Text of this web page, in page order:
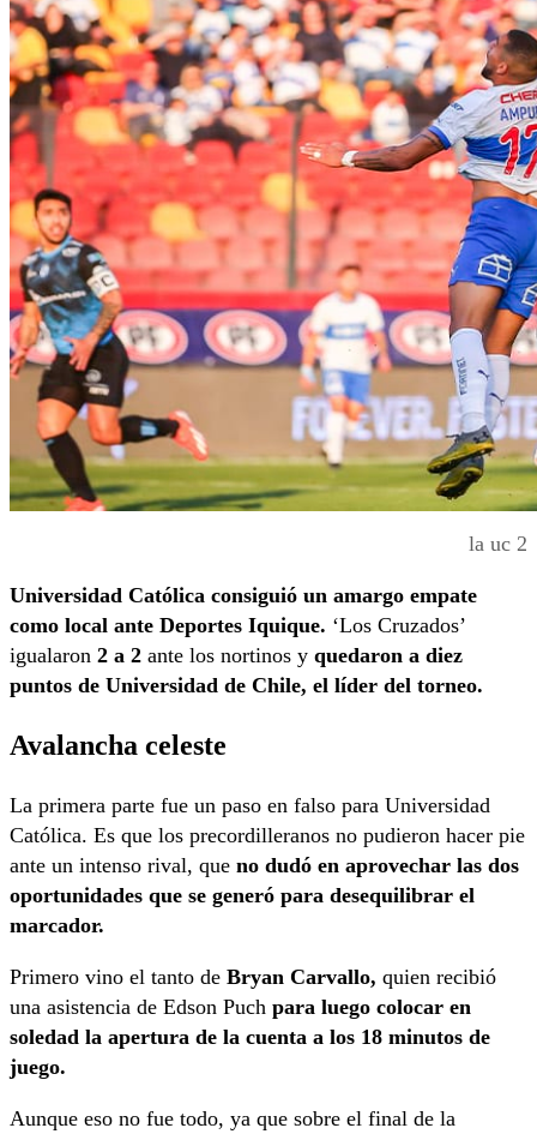
la uc 2
Universidad Católica consiguió un amargo empate
como local ante Deportes Iquique. ‘Los Cruzados’
igualaron 2 a 2 ante los nortinos y quedaron a diez
puntos de Universidad de Chile, el líder del torneo.
Avalancha celeste
La primera parte fue un paso en falso para Universidad
Católica. Es que los precordilleranos no pudieron hacer pie
ante un intenso rival, que no dudó en aprovechar las dos
oportunidades que se generó para desequilibrar el
marcador.
Primero vino el tanto de Bryan Carvallo, quien recibió
una asistencia de Edson Puch para luego colocar en
soledad la apertura de la cuenta a los 18 minutos de
juego.
Aunque eso no fue todo, ya que sobre el final de la